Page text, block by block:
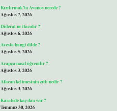
Kızılırmak’ta Avanos nerede ?
Ağustos 7, 2026
Dideral ne ilacıdır ?
Ağustos 6, 2026
Avesta hangi dilde ?
Ağustos 5, 2026
Arapça nasıl öğrenilir ?
Ağustos 3, 2026
Afacan kelimesinin zıttı nedir ?
Ağustos 3, 2026
Karatede kaç dan var ?
Temmuz 30, 2026